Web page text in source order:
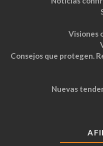
Visiones
Consejos que protegen.
Nuevas